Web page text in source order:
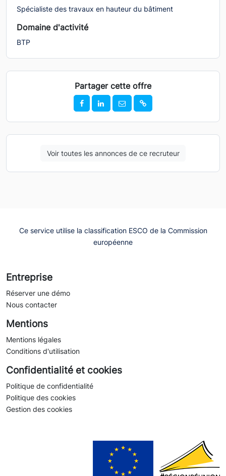
Spécialiste des travaux en hauteur du bâtiment
Domaine d'activité
BTP
Partager cette offre
Voir toutes les annonces de ce recruteur
Ce service utilise la classification ESCO de la Commission
européenne
Entreprise
Réserver une démo
Nous contacter
Mentions
Mentions légales
Conditions d'utilisation
Confidentialité et cookies
Politique de confidentialité
Politique des cookies
Gestion des cookies